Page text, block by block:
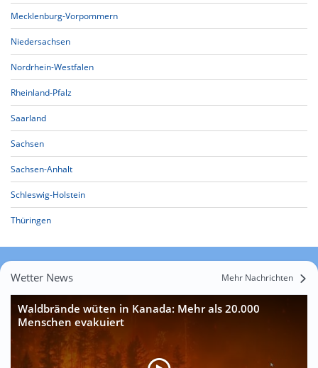
Mecklenburg-Vorpommern
Niedersachsen
Nordrhein-Westfalen
Rheinland-Pfalz
Saarland
Sachsen
Sachsen-Anhalt
Schleswig-Holstein
Thüringen
Wetter News Mehr Nachrichten
Waldbrände wüten in Kanada: Mehr als 20.000
Menschen evakuiert